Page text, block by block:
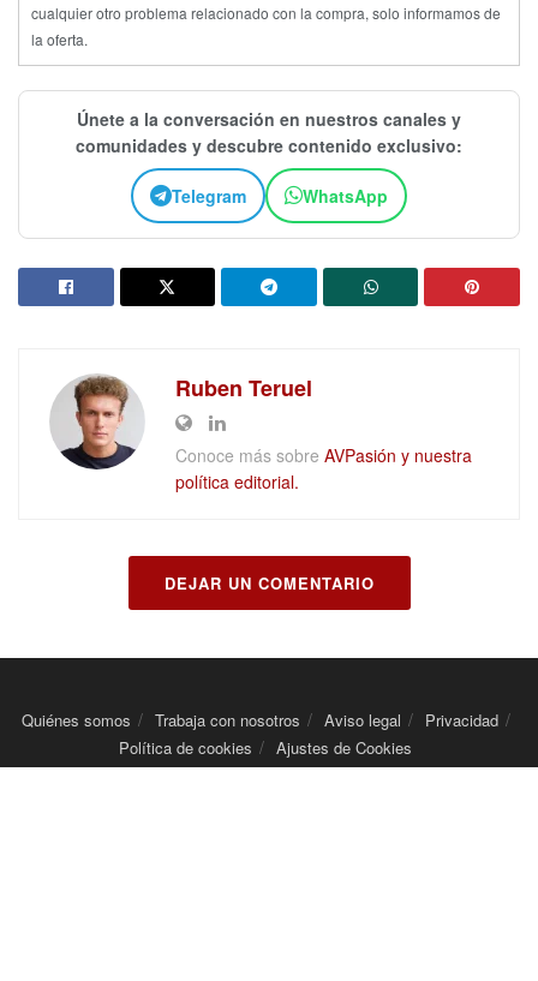
cualquier otro problema relacionado con la compra, solo informamos de
la oferta.
Únete a la conversación en nuestros canales y
comunidades y descubre contenido exclusivo:
Telegram WhatsApp
Ruben Teruel
Conoce más sobre AVPasión y nuestra
política editorial.
DEJAR UN COMENTARIO
Quiénes somos Trabaja con nosotros Aviso legal
Privacidad
Política de cookies
Ajustes de Cookies